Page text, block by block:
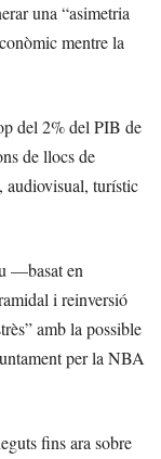
una “asimetria
mentre la
del 2% del PIB de
de llocs de
audiovisual, turístic
—basat en
i reinversió
amb la possible
per la NBA
fins ara sobre